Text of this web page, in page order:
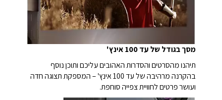
מסך בגודל של עד 100 אינץ'
תיהנו מהסרטים והסדרות האהובים עליכם ותוכן נוסף
בהקרנה מרהיבה של עד 100 אינץ' – המספקת תצוגה חדה
ועושר פרטים לחוויית צפייה סוחפת.